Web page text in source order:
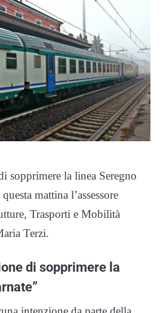
sopprimere la linea Seregno
mattina l’assessore
Trasporti e Mobilità
Terzi.
di sopprimere la